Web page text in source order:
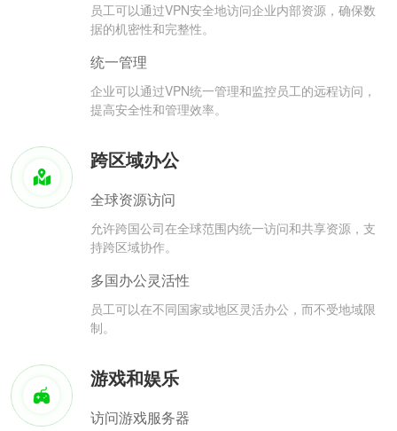
员工可以通过VPN安全地访问企业内部资源，确保数
据的机密性和完整性。
统一管理
企业可以通过VPN统一管理和监控员工的远程访问，
提高安全性和管理效率。
跨区域办公
全球资源访问
允许跨国公司在全球范围内统一访问和共享资源，支
持跨区域协作。
多国办公灵活性
员工可以在不同国家或地区灵活办公，而不受地域限
制。
游戏和娱乐
访问游戏服务器